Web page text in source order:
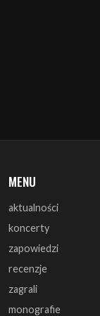
MENU
aktualności
koncerty
zapowiedzi
recenzje
zagrali
monografie